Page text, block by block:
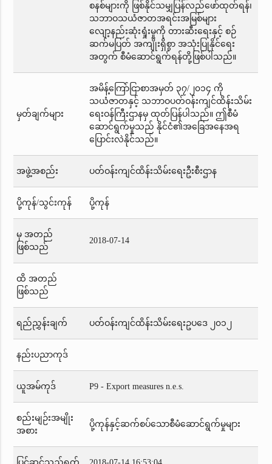
စနစ်များကို ဖြစ်နိုင်သမျှပြန်လည်ဖော်ထုတ်ရန်၊
သဘာဝသယံဇာတအရင်းအမြစ်များ
လျော့နည်းဆုံးရှုံးမှုကို တားဆီးရေးနှင့် စဉ်
ဆက်မပြတ် အကျိုးရှိစွာ အသုံးပြုနိုင်ရေး
အတွက် စီမံဆောင်ရွက်ရန်တို့ဖြစ်ပါသည်။
မှတ်ချက်များ
အမိန့်ကြော်ငြာစာအမှတ် ၃၇/၂၀၁၄ ကို
သယံဇာတနှင့် သဘာဝပတ်ဝန်းကျင်ထိန်းသိမ်း
ရေးဝန်ကြီးဌာနမှ ထုတ်ပြန်ပါသည်။ ဤစီမံ
ဆောင်ရွက်မှုသည် နိုင်ငံ၏အခြေအနေအရ
ပြောင်းလဲနိုင်သည်။
အဖွဲ့အစည်း ပတ်ဝန်းကျင်ထိန်းသိမ်းရေးဦးစီးဌာန
ပို့ကုန်/သွင်းကုန် ပို့ကုန်
မှ အတည်
ဖြစ်သည်
2018-07-14
ထိ အတည်
ဖြစ်သည်
ရည်ညွှန်းချက် ပတ်ဝန်းကျင်ထိန်းသိမ်းရေးဥပဒေ ၂၀၁၂
နည်းပညာကုဒ်
ယူအမ်ကုဒ် P9 - Export measures n.e.s.
စည်းမျဉ်းအမျိုး
အစား
ပို့ကုန်နှင့်ဆက်စပ်သောစီမံဆောင်ရွက်မှုများ